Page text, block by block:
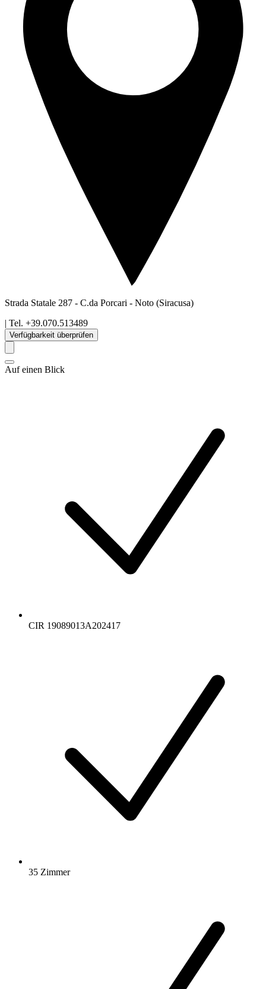
Strada Statale 287 - C.da Porcari - Noto (Siracusa)
| Tel. +39.070.513489
Verfügbarkeit überprüfen
Auf einen Blick
CIR 19089013A202417
35 Zimmer